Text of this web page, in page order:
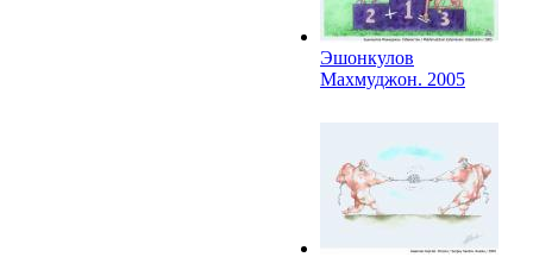
Эшонкулов
Махмуджон. 2005